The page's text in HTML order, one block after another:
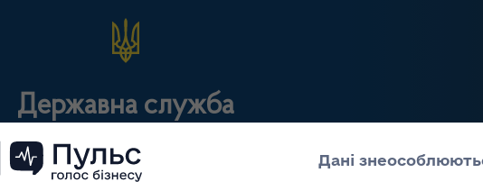
Державна служба
документи Для громадськості Прес-центр